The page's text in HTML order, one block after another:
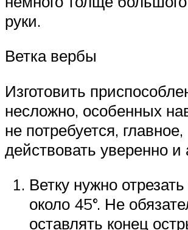
руки.
Ветка вербы
Изготовить
несложно, особенных
не потребуется, главное,
действовать уверенно и
Ветку нужно
около 45°. Не
оставлять конец